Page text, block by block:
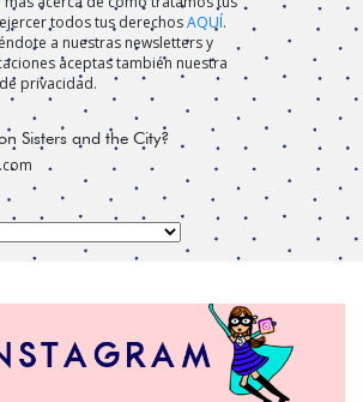
todos tus derechosAQUÍ.
a nuestras newsletters y
aceptas también nuestra
privacidad.
Sisters and the City?